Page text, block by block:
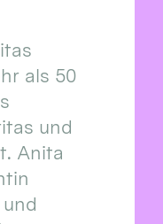
als 50
und
Anita